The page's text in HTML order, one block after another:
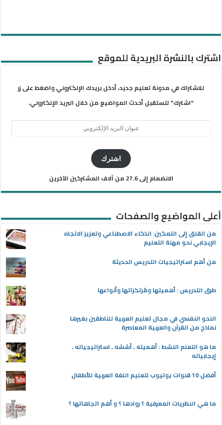
اشترك بالنشرة البريدية للموقع
للاشتراك في مدونة تعليم جديد، أدخل بريدك الإلكتروني واضغط على زر
"اشترك" لتستقبل أحدث المواضيع من خلال البريد الإلكتروني.
اشترك
الانضمام إلى 27.6 من آلاف المشتركين الآخرين
أعلى المواضيع والصفحات
من القلق إلى التمكين: الذكاء الاصطناعي وتعزيز الاتجاه
الإيجابي نحو مهنة التعليم
من أهم استراتيجيات التدريس الحديثة
طرق التدريس : أهميتها ومُرتكزاتها وأنواعها
النحو النفسي في مجال تعليم العربية للناطقين بغيرها
نماذج من القرآن والعربية المعاصرة
ما هو التعلم النشط : أهميته ـ أسُسُه ـ استراتيجياته ـ
إيجابياته
أفضل 10 قنوات يوتيوب لتعليم اللغة العربية للأطفال
ما هي النظريات المعرفية ؟ روادها ؟ و أهم اتجاهاتها ؟